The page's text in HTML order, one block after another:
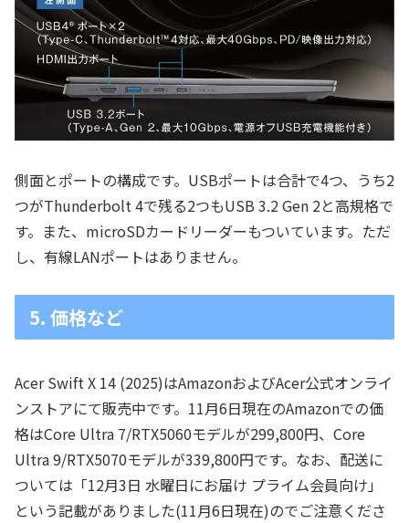
側面とポートの構成です。USBポートは合計で4つ、うち2
つがThunderbolt 4で残る2つもUSB 3.2 Gen 2と高規格で
す。また、microSDカードリーダーもついています。ただ
し、有線LANポートはありません。
5. 価格など
Acer Swift X 14 (2025)はAmazonおよびAcer公式オンライ
ンストアにて販売中です。11月6日現在のAmazonでの価
格はCore Ultra 7/RTX5060モデルが299,800円、Core
Ultra 9/RTX5070モデルが339,800円です。なお、配送に
ついては「12月3日 水曜日にお届け プライム会員向け」
という記載がありました(11月6日現在)のでご注意くださ